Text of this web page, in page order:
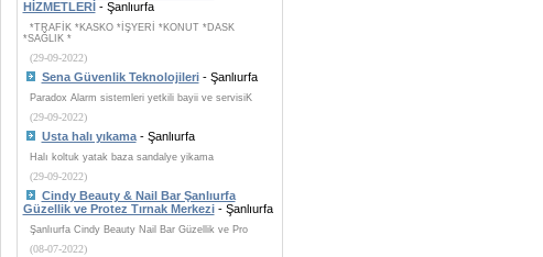
HİZMETLERİ- Şanlıurfa
*TRAFİK *KASKO *İŞYERİ *KONUT *DASK
*SAĞLIK *
(29-09-2022)
Sena Güvenlik Teknolojileri- Şanlıurfa
Paradox Alarm sistemleri yetkili bayii ve servisiK
(29-09-2022)
Usta halı yıkama- Şanlıurfa
Halı koltuk yatak baza sandalye yikama
(29-09-2022)
Cindy Beauty & Nail Bar Şanlıurfa
Güzellik ve Protez Tırnak Merkezi- Şanlıurfa
Şanlıurfa Cindy Beauty Nail Bar Güzellik ve Pro
(08-07-2022)